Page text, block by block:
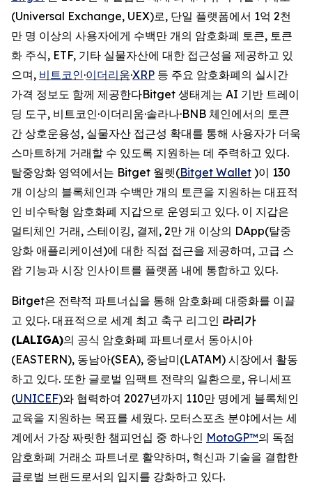
(Universal Exchange, UEX)로, 단일 플랫폼에서 1억 2천
만 명 이상의 사용자에게 수백만 개의 암호화폐 토큰, 토큰
화 주식, ETF, 기타 실물자산에 대한 접근성을 제공하고 있
으며, 비트코인·이더리움·XRP 등 주요 암호화폐의 실시간
가격 정보도 함께 제공한다Bitget 생태계는 AI 기반 트레이
딩 도구, 비트코인·이더리움·솔라나·BNB 체인에서의 토큰
간 상호운용성, 실물자산 접근성 확대를 통해 사용자가 더욱
스마트하게 거래할 수 있도록 지원하는 데 주력하고 있다.
탈중앙화 영역에서는 Bitget 월렛(Bitget Wallet )이 130
개 이상의 블록체인과 수백만 개의 토큰을 지원하는 대표적
인 비수탁형 암호화폐 지갑으로 운영되고 있다. 이 지갑은
멀티체인 거래, 스테이킹, 결제, 2만 개 이상의 DApp(탈중
앙화 애플리케이션)에 대한 직접 접근을 제공하며, 고급 스
왑 기능과 시장 인사이트를 플랫폼 내에 통합하고 있다.
Bitget은 전략적 파트너십을 통해 암호화폐 대중화를 이끌
고 있다. 대표적으로 세계 최고 축구 리그인 라리가
(LALIGA)의 공식 암호화폐 파트너로서 동아시아
(EASTERN), 동남아(SEA), 중남미(LATAM) 시장에서 활동
하고 있다. 또한 글로벌 임팩트 전략의 일환으로, 유니세프
(UNICEF)와 협력하여 2027년까지 110만 명에게 블록체인
교육을 지원하는 목표를 세웠다. 모터스포츠 분야에서는 세
계에서 가장 짜릿한 챔피언십 중 하나인 MotoGP™의 독점
암호화폐 거래소 파트너로 활약하며, 혁신과 기술을 결합한
글로벌 브랜드로서의 입지를 강화하고 있다.